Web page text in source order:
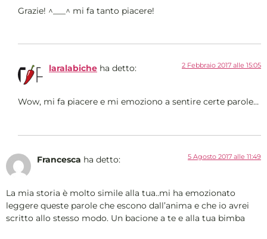
Grazie! ^___^ mi fa tanto piacere!
laralabiche ha detto: 2 Febbraio 2017 alle 15:05
Wow, mi fa piacere e mi emoziono a sentire certe parole…
Francesca ha detto: 5 Agosto 2017 alle 11:49
La mia storia è molto simile alla tua..mi ha emozionato
leggere queste parole che escono dall’anima e che io avrei
scritto allo stesso modo. Un bacione a te e alla tua bimba